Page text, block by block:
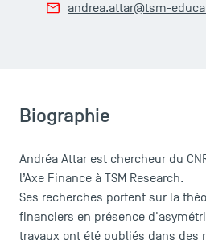
Accréditations
andrea.attar@tsm-
Biographie
Andréa Attar est chercheur du
l’Axe Finance à TSM Research.
Ses recherches portent sur la
financiers en présence
travaux ont été publiés dans des